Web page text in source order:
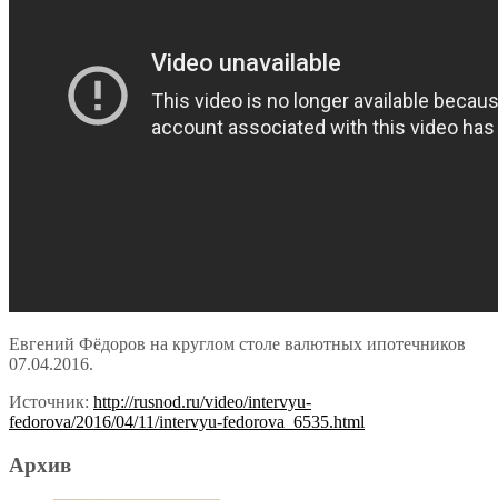
Евгений Фёдоров на круглом столе валютных ипотечников
07.04.2016.
Источник: http://rusnod.ru/video/intervyu-
fedorova/2016/04/11/intervyu-fedorova_6535.html
Архив